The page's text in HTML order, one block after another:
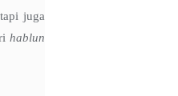
juga
hablun